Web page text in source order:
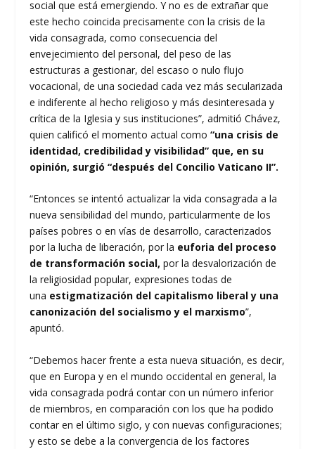
social que está emergiendo. Y no es de extrañar que
este hecho coincida precisamente con la crisis de la
vida consagrada, como consecuencia del
envejecimiento del personal, del peso de las
estructuras a gestionar, del escaso o nulo flujo
vocacional, de una sociedad cada vez más secularizada
e indiferente al hecho religioso y más desinteresada y
crítica de la Iglesia y sus instituciones”, admitió Chávez,
quien calificó el momento actual como “una crisis de
identidad, credibilidad y visibilidad” que, en su
opinión, surgió “después del Concilio Vaticano II”.
“Entonces se intentó actualizar la vida consagrada a la
nueva sensibilidad del mundo, particularmente de los
países pobres o en vías de desarrollo, caracterizados
por la lucha de liberación, por la euforia del proceso
de transformación social, por la desvalorización de
la religiosidad popular, expresiones todas de
una estigmatización del capitalismo liberal y una
canonización del socialismo y el marxismo”,
apuntó.
“Debemos hacer frente a esta nueva situación, es decir,
que en Europa y en el mundo occidental en general, la
vida consagrada podrá contar con un número inferior
de miembros, en comparación con los que ha podido
contar en el último siglo, y con nuevas configuraciones;
y esto se debe a la convergencia de los factores